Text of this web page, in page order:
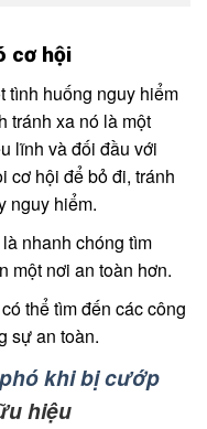
cơ hội
tình huống nguy hiểm
tránh xa nó là một
lĩnh và đối đầu với
cơ hội để bỏ đi, tránh
nguy hiểm.
nhanh chóng tìm
một nơi an toàn hơn.
thể tìm đến các công
sự an toàn.
khi bị cướp
hiệu